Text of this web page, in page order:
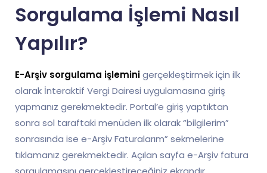
Sorgulama İşlemi Nasıl
Yapılır?
E-Arşiv sorgulama işleminigerçekleştirmek için ilk
olarak İnteraktif Vergi Dairesi uygulamasına giriş
yapmanız gerekmektedir. Portal’e giriş yaptıktan
sonra sol taraftaki menüden ilk olarak “bilgilerim”
sonrasında ise e-Arşiv Faturalarım” sekmelerine
tıklamanız gerekmektedir. Açılan sayfa e-Arşiv fatura